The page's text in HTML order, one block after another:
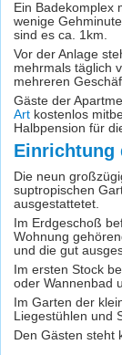
Ein Badekomplex
wenige
sind es ca. 1km.
Vor der Anlage
mehrmals täglich
mehreren
Gäste der
Art kostenlos
Halbpension für
Einrichtung
Die neun
suptropischen
ausgestattetet.
Im Erdgeschoß
Wohnung
und die gut
Im ersten Stock
oder Wannenbad
Im Garten der
Liegestühlen und
Den Gästen steht